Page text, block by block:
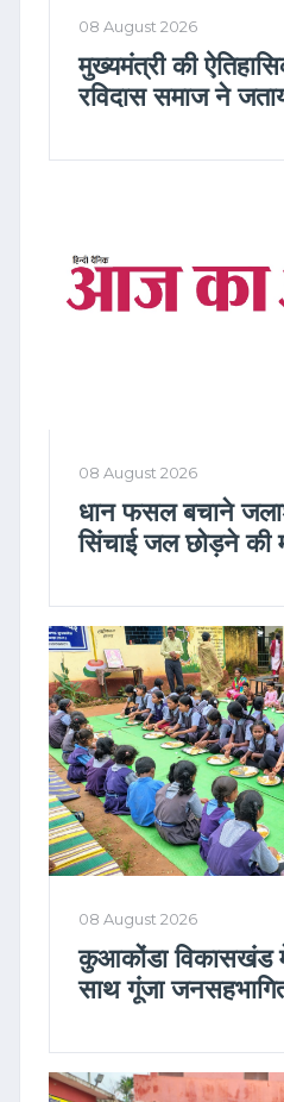
08 August 2026
मुख्यमंत्री की
रविदास समाज ने
08 August 2026
धान फसल बचाने
सिंचाई जल छोड़ने की
08 August 2026
कुआकोंडा विकासखंड
साथ गूंजा